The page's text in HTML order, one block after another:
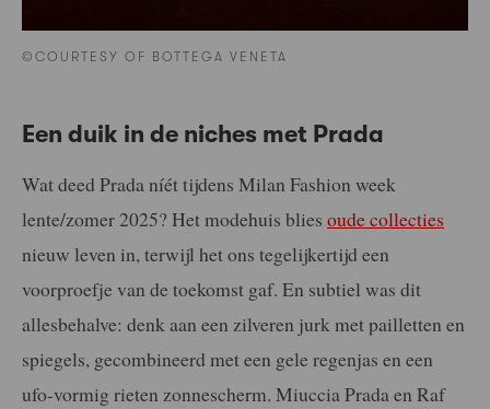
©COURTESY OF BOTTEGA VENETA
Een duik in de niches met Prada
Wat deed Prada níét tijdens Milan Fashion week
lente/zomer 2025? Het modehuis blies oude collecties
nieuw leven in, terwijl het ons tegelijkertijd een
voorproefje van de toekomst gaf. En subtiel was dit
allesbehalve: denk aan een zilveren jurk met pailletten en
spiegels, gecombineerd met een gele regenjas en een
ufo-vormig rieten zonnescherm. Miuccia Prada en Raf